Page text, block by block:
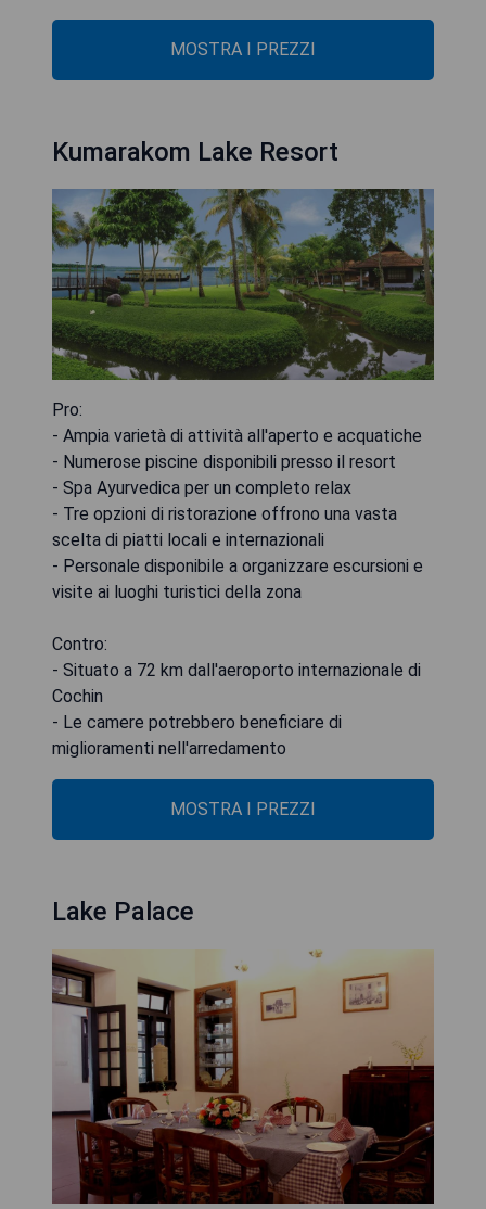
MOSTRA I PREZZI
Kumarakom Lake Resort
Pro:
- Ampia varietà di attività all'aperto e acquatiche
- Numerose piscine disponibili presso il resort
- Spa Ayurvedica per un completo relax
- Tre opzioni di ristorazione offrono una vasta
scelta di piatti locali e internazionali
- Personale disponibile a organizzare escursioni e
visite ai luoghi turistici della zona
Contro:
- Situato a 72 km dall'aeroporto internazionale di
Cochin
- Le camere potrebbero beneficiare di
miglioramenti nell'arredamento
MOSTRA I PREZZI
Lake Palace